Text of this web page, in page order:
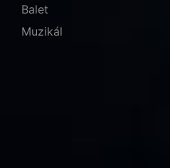
Balet
Muzikál